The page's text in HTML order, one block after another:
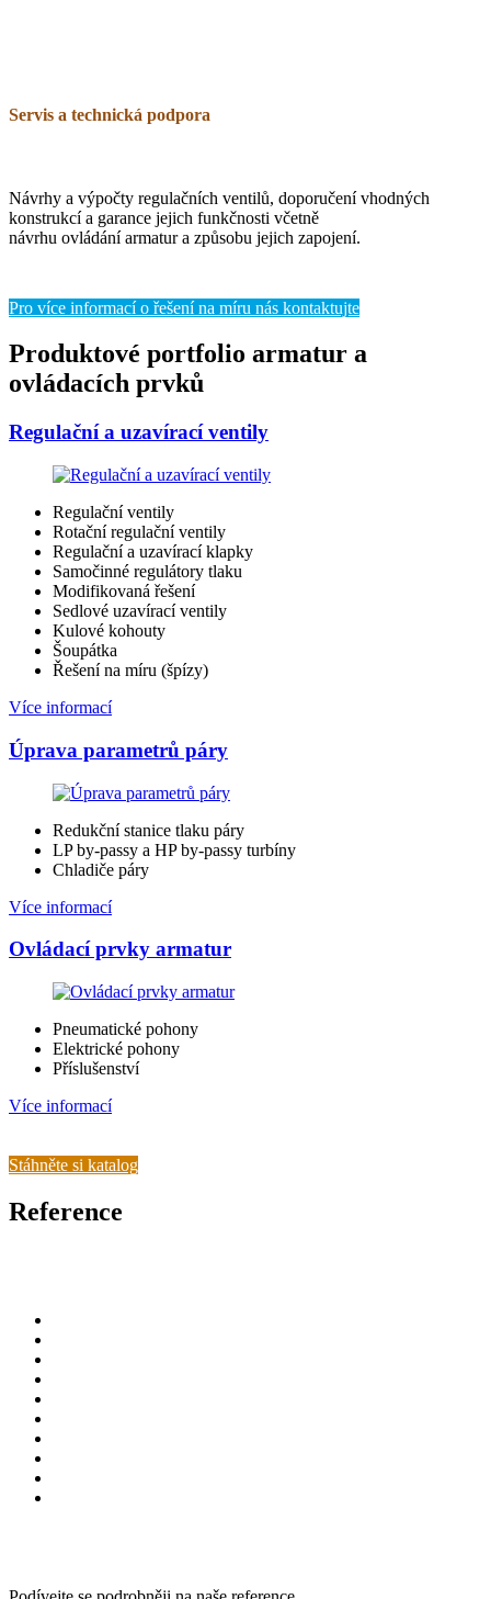
Servis a technická podpora
Návrhy a výpočty regulačních ventilů, doporučení vhodných
konstrukcí a garance jejich funkčnosti včetně
návrhu ovládání armatur a způsobu jejich zapojení.
Pro více informací o řešení na míru nás kontaktujte
Produktové portfolio armatur a
ovládacích prvků
Regulační a uzavírací ventily
Regulační ventily
Rotační regulační ventily
Regulační a uzavírací klapky
Samočinné regulátory tlaku
Modifikovaná řešení
Sedlové uzavírací ventily
Kulové kohouty
Šoupátka
Řešení na míru (špízy)
Více informací
Úprava parametrů páry
Redukční stanice tlaku páry
LP by-passy a HP by-passy turbíny
Chladiče páry
Více informací
Ovládací prvky armatur
Pneumatické pohony
Elektrické pohony
Příslušenství
Více informací
Stáhněte si katalog
Reference